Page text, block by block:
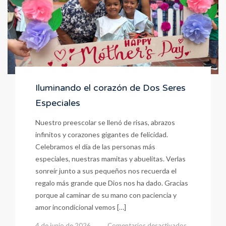
Iluminando el corazón de Dos Seres
Especiales
Nuestro preescolar se llenó de risas, abrazos
infinitos y corazones gigantes de felicidad.
Celebramos el día de las personas más
especiales, nuestras mamitas y abuelitas. ​Verlas
sonreír junto a sus pequeños nos recuerda el
regalo más grande que Dios nos ha dado. Gracias
porque al caminar de su mano con paciencia y
amor incondicional vemos […]